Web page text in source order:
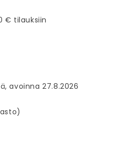
€ tilauksiin
avoinna 27.8.2026